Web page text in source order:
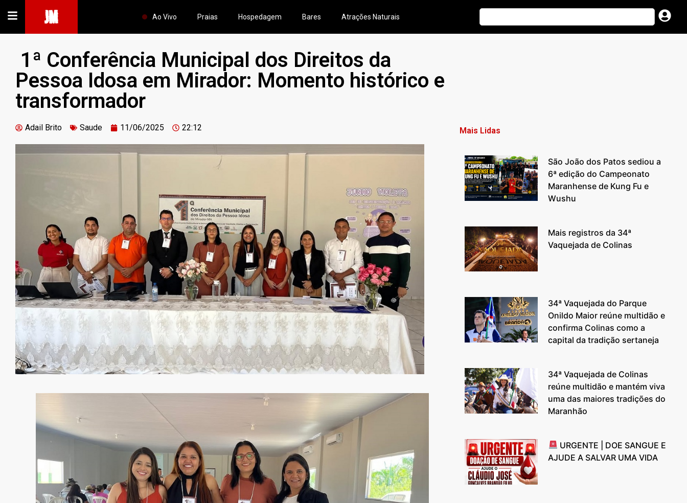
JM Ao Vivo Praias Hospedagem Bares Atrações Naturais
1ª Conferência Municipal dos Direitos da
Pessoa Idosa em Mirador: Momento histórico e
transformador
Adail Brito Saude 11/06/2025 22:12 Mais Lidas
São João dos Patos sediou a
6ª edição do Campeonato
Maranhense de Kung Fu e
Wushu
Mais registros da 34ª
Vaquejada de Colinas
34ª Vaquejada do Parque
Onildo Maior reúne multidão e
confirma Colinas como a
capital da tradição sertaneja
34ª Vaquejada de Colinas
reúne multidão e mantém viva
uma das maiores tradições do
Maranhão
URGENTE | DOE SANGUE E
AJUDE A SALVAR UMA VIDA